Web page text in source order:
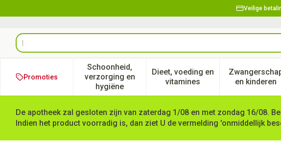
Veilige
Product, merk, categorie...
Promoties
Schoonheid,
verzorging en
hygiëne
Toon submenu voor Schoonheid, verzorging
Dieet, voeding en
vitaminesToon submenu vooren kinderen
Toon
De apotheek zal gesloten zijn van zaterdag 1/08 en met zondag 16/08.
Indien het product voorradig is, dan ziet U de vermelding 'onmiddellijk